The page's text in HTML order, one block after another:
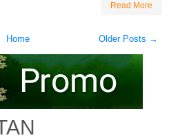
Read More
Older Posts →
Home